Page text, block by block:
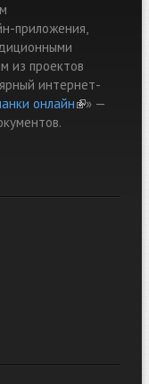
приложения,
из проектов
интернет-
онлайн(link is
» —